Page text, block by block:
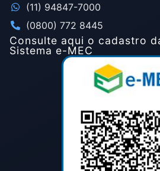
(11) 94847-7000
(0800) 772 8445
Consulte aqui o cadastro
Sistema e-MEC